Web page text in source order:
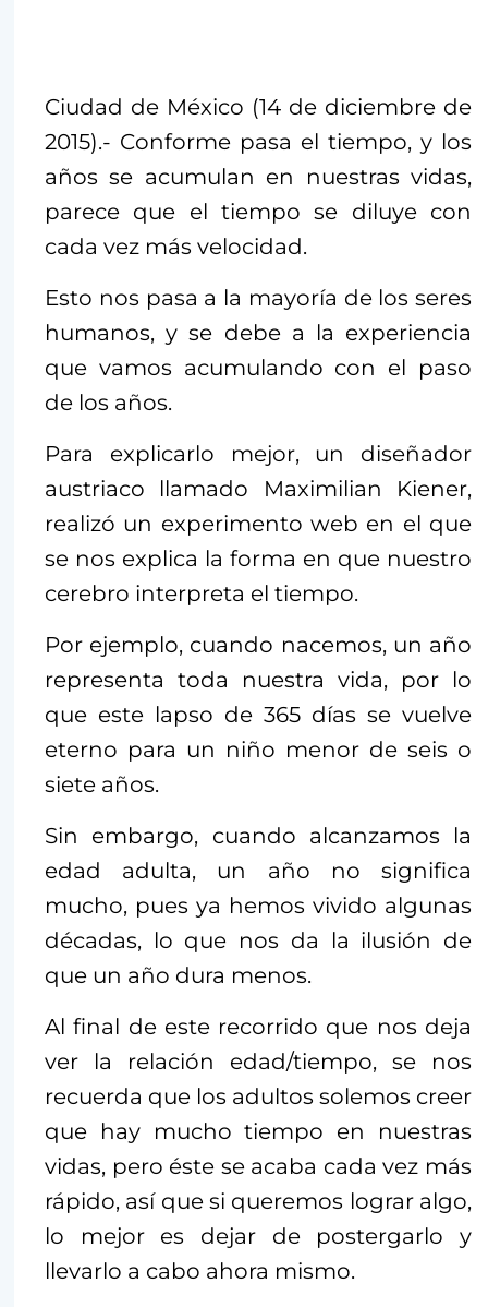
Ciudad de México (14 de diciembre de
2015).- Conforme pasa el tiempo, y los
años se acumulan en nuestras vidas,
parece que el tiempo se diluye con
cada vez más velocidad.
Esto nos pasa a la mayoría de los seres
humanos, y se debe a la experiencia
que vamos acumulando con el paso
de los años.
Para explicarlo mejor, un diseñador
austriaco llamado Maximilian Kiener,
realizó un experimento web en el que
se nos explica la forma en que nuestro
cerebro interpreta el tiempo.
Por ejemplo, cuando nacemos, un año
representa toda nuestra vida, por lo
que este lapso de 365 días se vuelve
eterno para un niño menor de seis o
siete años.
Sin embargo, cuando alcanzamos la
edad adulta, un año no significa
mucho, pues ya hemos vivido algunas
décadas, lo que nos da la ilusión de
que un año dura menos.
Al final de este recorrido que nos deja
ver la relación edad/tiempo, se nos
recuerda que los adultos solemos creer
que hay mucho tiempo en nuestras
vidas, pero éste se acaba cada vez más
rápido, así que si queremos lograr algo,
lo mejor es dejar de postergarlo y
llevarlo a cabo ahora mismo.